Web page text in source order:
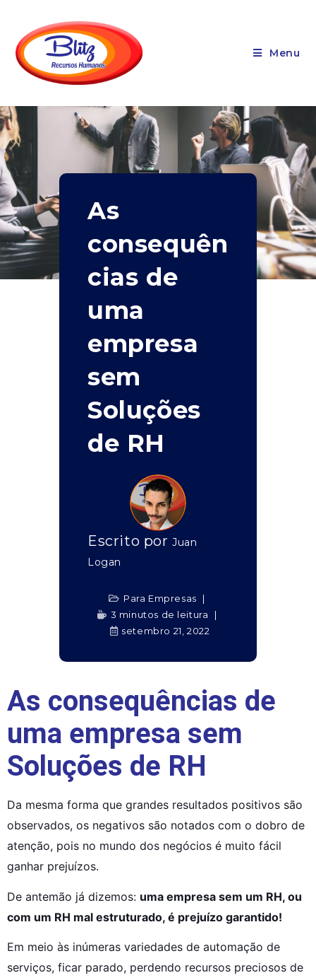
Menu
As
consequên
cias de
uma
empresa
sem
Soluções
de RH
Escrito porJuan
Logan
Para Empresas
3 minutos de leitura
setembro 21, 2022
As consequências de
uma empresa sem
Soluções de RH
Da mesma forma que grandes resultados positivos são
observados, os negativos são notados com o dobro de
atenção, pois no mundo dos negócios é muito fácil
ganhar prejuízos.
De antemão já dizemos: uma empresa sem um RH, ou
com um RH mal estruturado, é prejuízo garantido!
Em meio às inúmeras variedades de automação de
serviços, ficar parado, perdendo recursos preciosos de